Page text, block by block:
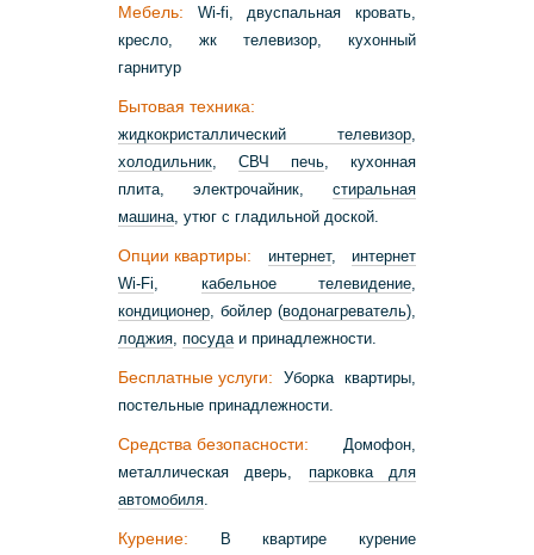
Мебель: Wi-fi, двуспальная кровать,
кресло, жк телевизор, кухонный
гарнитур
Бытовая техника:
жидкокристаллический телевизор
холодильник
СВЧ печь , кухонная
плита, электрочайник, стиральная
машина , утюг с гладильной доской.
Опции квартиры: интернет, интернет
Wi-Fi
кабельное телевидение
кондиционер , бойлер (водонагреватель),
лоджия посуда и принадлежности.
Бесплатные услуги: Уборка квартиры,
постельные принадлежности.
Средства безопасности: Домофон,
металлическая дверь, парковка для
автомобиля
Курение: В квартире курение